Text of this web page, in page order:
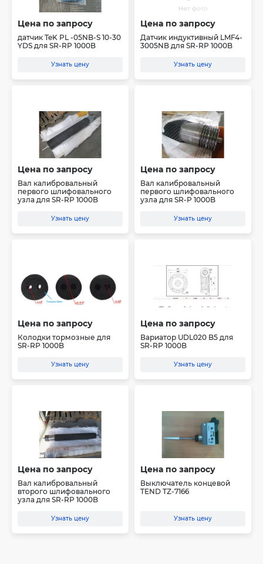
Цена по запросу
датчик TeK PL -05NB-S 10-30
YDS для SR-RP 1000B
Узнать цену
Цена по запросу
Датчик индуктивный LMF4-
3005NB для SR-RP 1000B
Узнать цену
Цена по запросу
Вал калибровальный
первого шлифовального
узла для SR-RP 1000B
Узнать цену
Цена по запросу
Вал калибровальный
первого шлифовального
узла для SR-P 1000B
Узнать цену
Цена по запросу
Колодки тормозные для
SR-RP 1000B
Узнать цену
Цена по запросу
Вариатор UDL020 B5 для
SR-RP 1000B
Узнать цену
Цена по запросу
Вал калибровальный
второго шлифовального
узла для SR-RP 1000B
Узнать цену
Цена по запросу
Выключатель концевой
TEND TZ-7166
Узнать цену